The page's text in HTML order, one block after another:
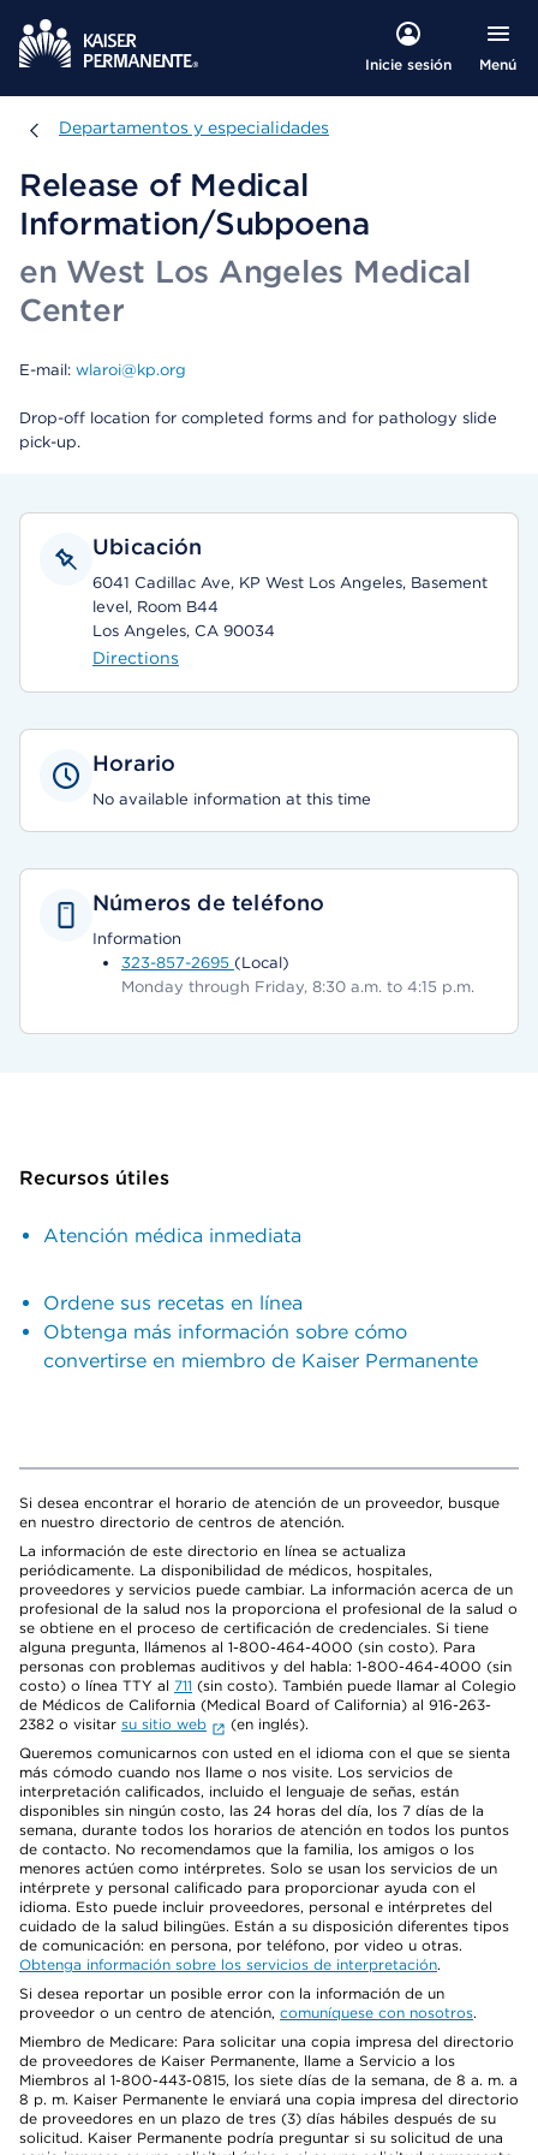
Inicie sesión Menú
Departamentos y especialidades
Departamentos y especialidades
Release of Medical
Information/Subpoena
en West Los Angeles Medical
Center
E-mail: wlaroi@kp.org
Drop-off location for completed forms and for pathology slide
pick-up.
Ubicación
6041 Cadillac Ave, KP West Los Angeles, Basement
level, Room B44
Los Angeles, CA 90034
Directions
Horario
No available information at this time
Números de teléfono
Information
323-857-2695 (Local)
Monday through Friday, 8:30 a.m. to 4:15 p.m.
Recursos útiles
Atención médica inmediata
Ordene sus recetas en línea
Obtenga más información sobre cómo
convertirse en miembro de Kaiser Permanente
Si desea encontrar el horario de atención de un proveedor, busque
en nuestro directorio de centros de atención.
La información de este directorio en línea se actualiza
periódicamente. La disponibilidad de médicos, hospitales,
proveedores y servicios puede cambiar. La información acerca de un
profesional de la salud nos la proporciona el profesional de la salud o
se obtiene en el proceso de certificación de credenciales. Si tiene
alguna pregunta, llámenos al 1-800-464-4000 (sin costo). Para
personas con problemas auditivos y del habla: 1-800-464-4000 (sin
costo) o línea TTY al 711 (sin costo). También puede llamar al Colegio
de Médicos de California (Medical Board of California) al 916-263-
2382 o visitar su sitio web
(en inglés).
Queremos comunicarnos con usted en el idioma con el que se sienta
más cómodo cuando nos llame o nos visite. Los servicios de
interpretación calificados, incluido el lenguaje de señas, están
disponibles sin ningún costo, las 24 horas del día, los 7 días de la
semana, durante todos los horarios de atención en todos los puntos
de contacto. No recomendamos que la familia, los amigos o los
menores actúen como intérpretes. Solo se usan los servicios de un
intérprete y personal calificado para proporcionar ayuda con el
idioma. Esto puede incluir proveedores, personal e intérpretes del
cuidado de la salud bilingües. Están a su disposición diferentes tipos
de comunicación: en persona, por teléfono, por video u otras.
Obtenga información sobre los servicios de interpretación.
Si desea reportar un posible error con la información de un
proveedor o un centro de atención, comuníquese con nosotros.
Miembro de Medicare: Para solicitar una copia impresa del directorio
de proveedores de Kaiser Permanente, llame a Servicio a los
Miembros al 1-800-443-0815, los siete días de la semana, de 8 a. m. a
8 p. m. Kaiser Permanente le enviará una copia impresa del directorio
de proveedores en un plazo de tres (3) días hábiles después de su
solicitud. Kaiser Permanente podría preguntar si su solicitud de una